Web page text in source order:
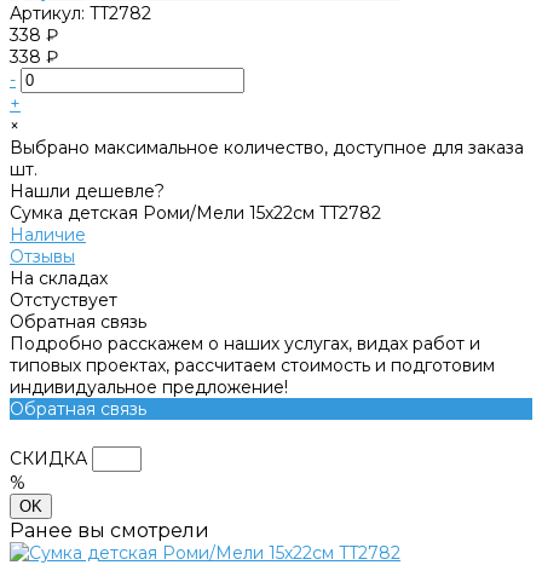
Артикул: TT2782
338 ₽
338 ₽
-
+
×
Выбрано максимальное количество, доступное для заказа
шт.
Нашли дешевле?
Сумка детская Роми/Мели 15х22см TT2782
Наличие
Отзывы
На складах
Отстуствует
Обратная связь
Подробно расскажем о наших услугах, видах работ и
типовых проектах, рассчитаем стоимость и подготовим
индивидуальное предложение!
Обратная связь
СКИДКА
%
OK
Ранее вы смотрели